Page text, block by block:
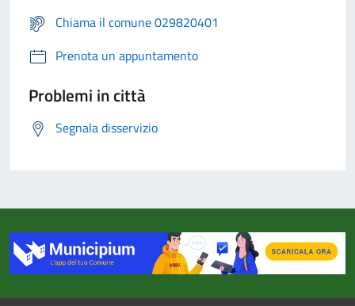
Chiama il comune 029820401
Prenota un appuntamento
Problemi in città
Segnala disservizio